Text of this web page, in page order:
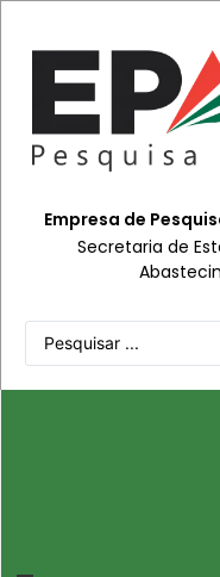
Empresa de
Secretaria de